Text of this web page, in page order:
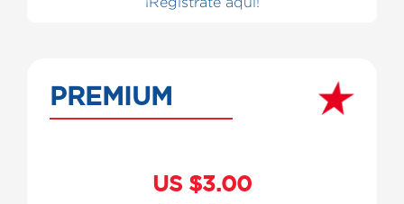
PREMIUM
US $3.00